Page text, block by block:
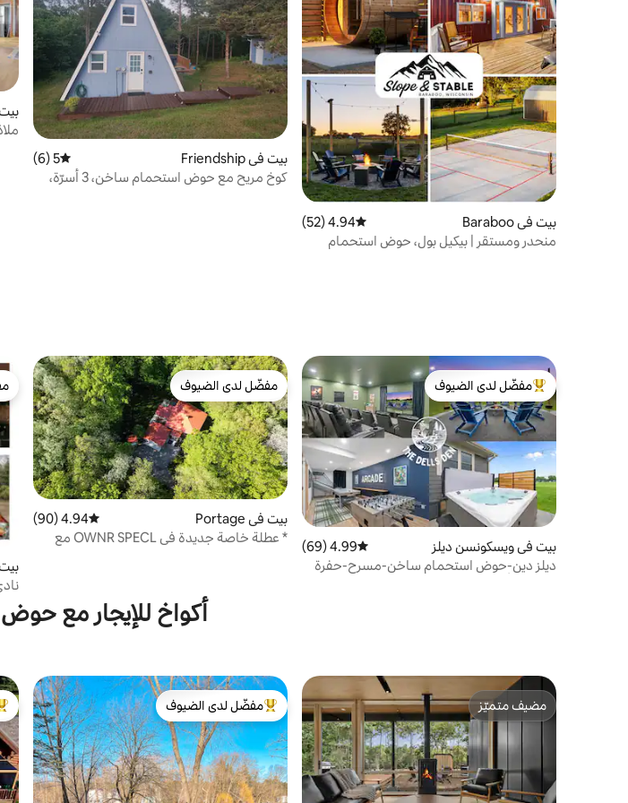
بيت في Baraboo متوسط التقييم 4.94 من 5، 52 مراجعات
4.94 (52)
منحدر ومستقر | بيكيل بول، حوض استحمام
بيت في Friendship متوسط التقييم 5 من 5، 6
5 (6)
كوخ مريح مع حوض استحمام ساخن، 3 أسرّة،
من أبرز البيوت المفضّلة لدى الضيوف
مفضّل لدى الضيوف
بيت في ويسكونسن ديلز متوسط التقييم 4.99 من 5، 69 مراجعات
4.99 (69)
ديلز دين-حوض استحمام ساخن-مسرح-حفرة
مفضّل لدى الضيوف
مفضّل لدى الضيوف
بيت في Portage متوسط التقييم 4.94 من 5، 90 مراجعات
4.94 (90)
* عطلة خاصة جديدة في OWNR SPECL مع
أكواخ للإيجار مع
مضيف متميّز
مضيف متميّز
من أبرز البيوت المفضّلة لدى الضيوف
مفضّل لدى الضيوف